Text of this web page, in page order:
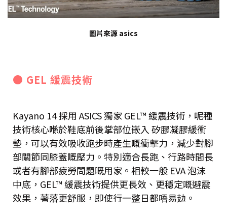
圖片來源 asics
● GEL 緩震技術
Kayano 14 採用 ASICS 獨家 GEL™ 緩震技術，呢種
技術核心喺於鞋底前後掌部位嵌入 矽膠凝膠緩衝
墊，可以有效吸收跑步時產生嘅衝擊力，減少對腳
部關節同膝蓋嘅壓力。特別適合長跑、行路時間長
或者有腳部疲勞問題嘅用家。相較一般 EVA 泡沫
中底，GEL™ 緩震技術提供更長效、更穩定嘅避震
效果，著落更舒服，即使行一整日都唔易攰。